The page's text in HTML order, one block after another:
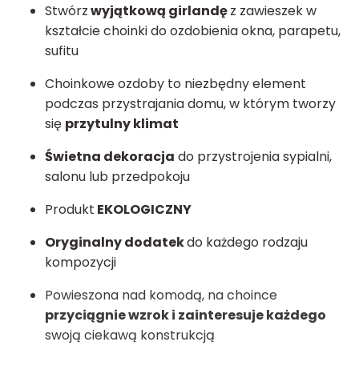
Stwórzwyjątkową girlandęz zawieszek w
kształcie choinki do ozdobienia okna, parapetu,
sufitu
Choinkowe ozdoby to niezbędny element
podczas przystrajania domu, w którym tworzy
się przytulny klimat
Świetna dekoracja do przystrojenia sypialni,
salonu lub przedpokoju
Produkt EKOLOGICZNY
Oryginalny dodatekdo każdego rodzaju
kompozycji
Powieszona nad komodą, na choince
przyciągnie wzrok i zainteresuje każdego
swoją ciekawą konstrukcją